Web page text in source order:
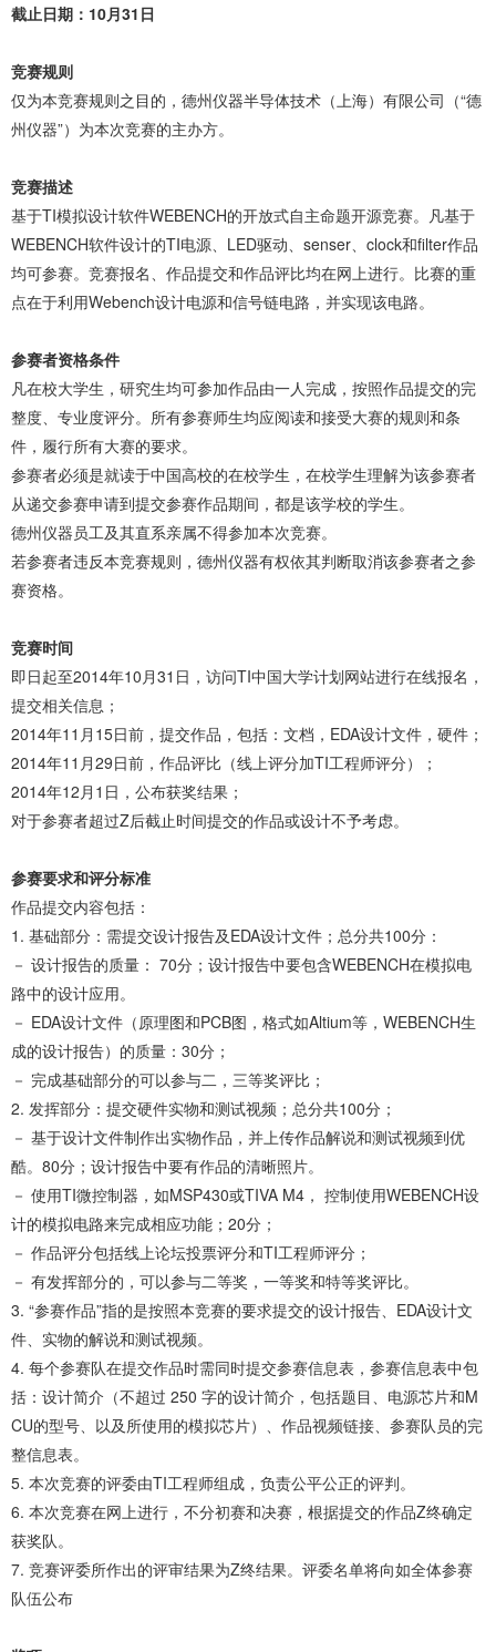
截止日期：10月31日
竞赛规则
仅为本竞赛规则之目的，德州仪器半导体技术（上海）有限公司（“德
州仪器”）为本次竞赛的主办方。
竞赛描述
基于TI模拟设计软件WEBENCH的开放式自主命题开源竞赛。凡基于
WEBENCH软件设计的TI电源、LED驱动、senser、clock和filter作品
均可参赛。竞赛报名、作品提交和作品评比均在网上进行。比赛的重
点在于利用Webench设计电源和信号链电路，并实现该电路。
参赛者资格条件
凡在校大学生，研究生均可参加作品由一人完成，按照作品提交的完
整度、专业度评分。所有参赛师生均应阅读和接受大赛的规则和条
件，履行所有大赛的要求。
参赛者必须是就读于中国高校的在校学生，在校学生理解为该参赛者
从递交参赛申请到提交参赛作品期间，都是该学校的学生。
德州仪器员工及其直系亲属不得参加本次竞赛。
若参赛者违反本竞赛规则，德州仪器有权依其判断取消该参赛者之参
赛资格。
竞赛时间
即日起至2014年10月31日，访问TI中国大学计划网站进行在线报名，
提交相关信息；
2014年11月15日前，提交作品，包括：文档，EDA设计文件，硬件；
2014年11月29日前，作品评比（线上评分加TI工程师评分）；
2014年12月1日，公布获奖结果；
对于参赛者超过Z后截止时间提交的作品或设计不予考虑。
参赛要求和评分标准
作品提交内容包括：
1. 基础部分：需提交设计报告及EDA设计文件；总分共100分：
－ 设计报告的质量： 70分；设计报告中要包含WEBENCH在模拟电
路中的设计应用。
－ EDA设计文件（原理图和PCB图，格式如Altium等，WEBENCH生
成的设计报告）的质量：30分；
－ 完成基础部分的可以参与二，三等奖评比；
2. 发挥部分：提交硬件实物和测试视频；总分共100分；
－ 基于设计文件制作出实物作品，并上传作品解说和测试视频到优
酷。80分；设计报告中要有作品的清晰照片。
－ 使用TI微控制器，如MSP430或TIVA M4， 控制使用WEBENCH设
计的模拟电路来完成相应功能；20分；
－ 作品评分包括线上论坛投票评分和TI工程师评分；
－ 有发挥部分的，可以参与二等奖，一等奖和特等奖评比。
3. “参赛作品”指的是按照本竞赛的要求提交的设计报告、EDA设计文
件、实物的解说和测试视频。
4. 每个参赛队在提交作品时需同时提交参赛信息表，参赛信息表中包
括：设计简介（不超过 250 字的设计简介，包括题目、电源芯片和M
CU的型号、以及所使用的模拟芯片）、作品视频链接、参赛队员的完
整信息表。
5. 本次竞赛的评委由TI工程师组成，负责公平公正的评判。
6. 本次竞赛在网上进行，不分初赛和决赛，根据提交的作品Z终确定
获奖队。
7. 竞赛评委所作出的评审结果为Z终结果。评委名单将向如全体参赛
队伍公布